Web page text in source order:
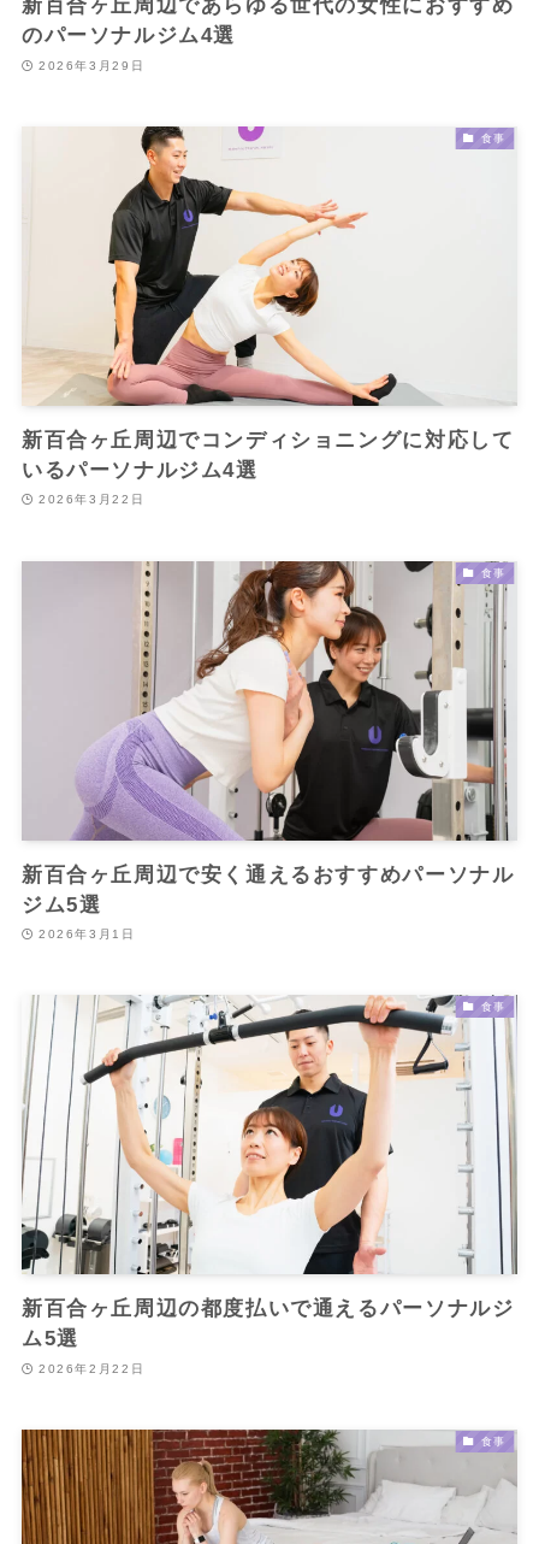
新百合ヶ丘周辺であらゆる世代の女性におすすめ
のパーソナルジム4選
2026年3月29日
食事
新百合ヶ丘周辺でコンディショニングに対応して
いるパーソナルジム4選
2026年3月22日
食事
新百合ヶ丘周辺で安く通えるおすすめパーソナル
ジム5選
2026年3月1日
食事
新百合ヶ丘周辺の都度払いで通えるパーソナルジ
ム5選
2026年2月22日
食事